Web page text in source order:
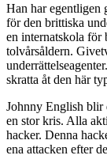
Han har egentligen
för den brittiska
en internatskola för
tolvårsåldern.
skratta åt den här
Johnny English blir
en stor kris. Alla
hacker. Denna
ena attacken efter